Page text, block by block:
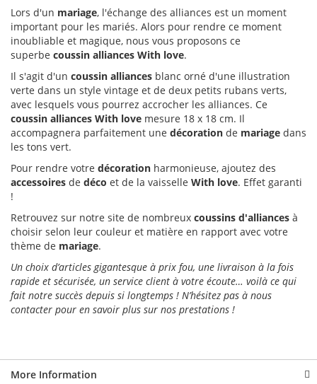
Lors d'un mariage, l'échange des alliances est un moment
important pour les mariés. Alors pour rendre ce moment
inoubliable et magique, nous vous proposons ce
superbe coussin alliances With love.
Il s'agit d'un coussin alliances blanc orné d'une illustration
verte dans un style vintage et de deux petits rubans verts,
avec lesquels vous pourrez accrocher les alliances. Ce
coussin alliances With love mesure 18 x 18 cm. Il
accompagnera parfaitement une décoration de mariage dans
les tons vert.
Pour rendre votre décoration harmonieuse, ajoutez des
accessoires de déco et de la vaisselle With love. Effet garanti
!
Retrouvez sur notre site de nombreux coussins d'alliances à
choisir selon leur couleur et matière en rapport avec votre
thème de mariage.
Un choix d’articles gigantesque à prix fou, une livraison à la fois
rapide et sécurisée, un service client à votre écoute… voilà ce qui
fait notre succès depuis si longtemps ! N’hésitez pas à nous
contacter pour en savoir plus sur nos prestations !
More Information